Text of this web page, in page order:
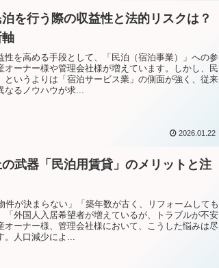
を行う際の収益性と法的リスクは？
性を高める手段として、「民泊（宿泊事業）」への参
オーナー様や管理会社様が増えています。しかし、民
というよりは「宿泊サービス業」の側面が強く、従来
なるノウハウが求...
2026.01.22
武器「民泊用賃貸」のメリットと注
件が決まらない」「築年数が古く、リフォームしても
「外国人入居希望者が増えているが、トラブルが不安
オーナー様、管理会社様において、こうした悩みは尽
。人口減少によ...